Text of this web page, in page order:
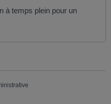
à temps plein pour un